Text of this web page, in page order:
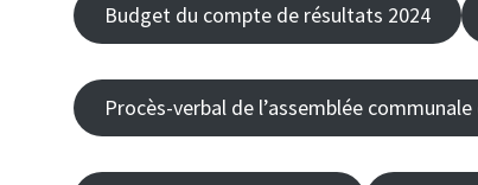
Budget du compte de résultats 2024
Procès-verbal de l’assemblée